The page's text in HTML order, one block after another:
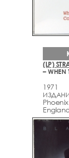
(LP)
– WHEN
1971
Phoenix